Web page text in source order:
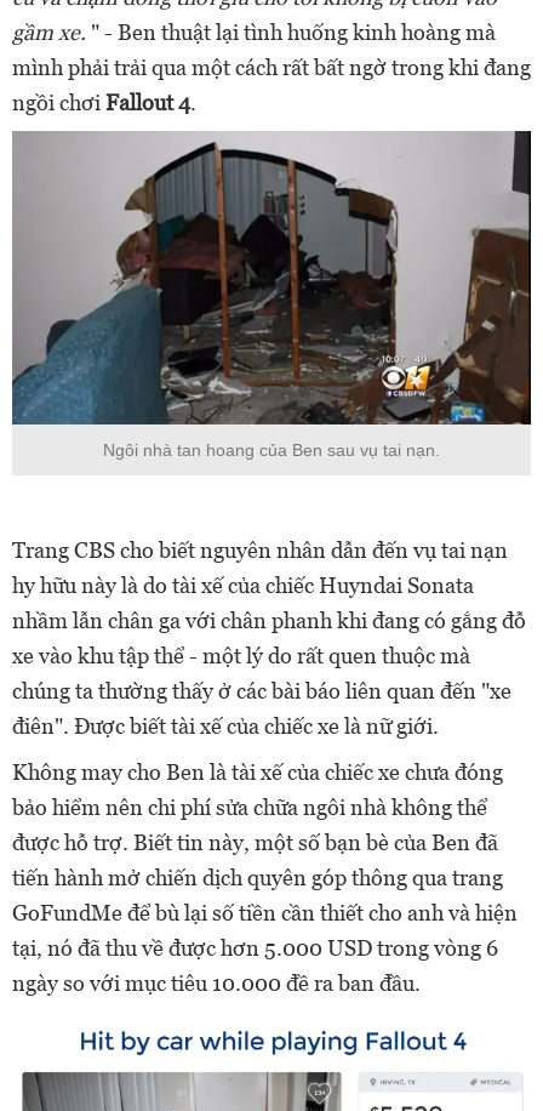
gầm xe. " - Ben thuật lại tình huống kinh hoàng mà
mình phải trải qua một cách rất bất ngờ trong khi đang
ngồi chơiFallout 4.
Ngôi nhà tan hoang của Ben sau vụ tai nạn.
Trang CBS cho biết nguyên nhân dẫn đến vụ tai nạn
hy hữu này là do tài xế của chiếc Huyndai Sonata
nhầm lẫn chân ga với chân phanh khi đang có gắng đỗ
xe vào khu tập thể - một lý do rất quen thuộc mà
chúng ta thường thấy ở các bài báo liên quan đến "xe
điên". Được biết tài xế của chiếc xe là nữ giới.
Không may cho Ben là tài xế của chiếc xe chưa đóng
bảo hiểm nên chi phí sửa chữa ngôi nhà không thể
được hỗ trợ. Biết tin này, một số bạn bè của Ben đã
tiến hành mở chiến dịch quyên góp thông qua trang
GoFundMe để bù lại số tiền cần thiết cho anh và hiện
tại, nó đã thu về được hơn 5.000 USD trong vòng 6
ngày so với mục tiêu 10.000 đề ra ban đầu.